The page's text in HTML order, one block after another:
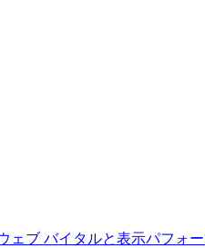
ェブ バイタルと表示パフォ